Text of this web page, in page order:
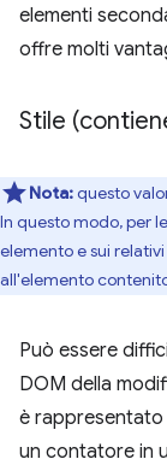
elementi
offre molti
Stile
Nota:questo
In questo modo, per
elemento e sui
all'elemento
Può essere
DOM della
è rappresentato
un contatore in